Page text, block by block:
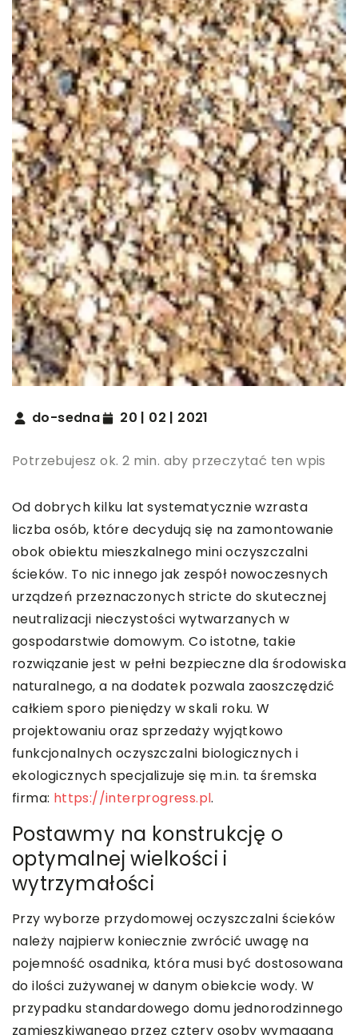
do-sedna 20 | 02 | 2021
Potrzebujesz ok. 2 min. aby przeczytać ten wpis
Od dobrych kilku lat systematycznie wzrasta
liczba osób, które decydują się na zamontowanie
obok obiektu mieszkalnego mini oczyszczalni
ścieków. To nic innego jak zespół nowoczesnych
urządzeń przeznaczonych stricte do skutecznej
neutralizacji nieczystości wytwarzanych w
gospodarstwie domowym. Co istotne, takie
rozwiązanie jest w pełni bezpieczne dla środowiska
naturalnego, a na dodatek pozwala zaoszczędzić
całkiem sporo pieniędzy w skali roku. W
projektowaniu oraz sprzedaży wyjątkowo
funkcjonalnych oczyszczalni biologicznych i
ekologicznych specjalizuje się m.in. ta śremska
firma: https://interprogress.pl.
Postawmy na konstrukcję o
optymalnej wielkości i
wytrzymałości
Przy wyborze przydomowej oczyszczalni ścieków
należy najpierw koniecznie zwrócić uwagę na
pojemność osadnika, która musi być dostosowana
do ilości zużywanej w danym obiekcie wody. W
przypadku standardowego domu jednorodzinnego
zamieszkiwanego przez cztery osoby wymagana